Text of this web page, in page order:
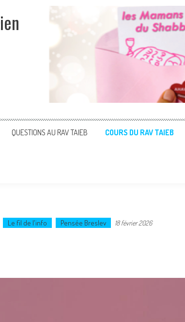
QUESTIONS AU RAV TAIEB COURS DU RAV TAIEB
Le fil de l'info Pensée Breslev 18 février 2026